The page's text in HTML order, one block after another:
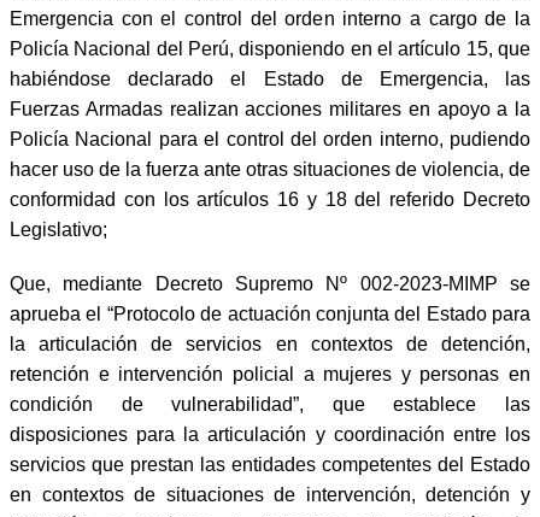
Emergencia con el control del orden interno a cargo de la
Policía Nacional del Perú, disponiendo en el artículo 15, que
habiéndose declarado el Estado de Emergencia, las
Fuerzas Armadas realizan acciones militares en apoyo a la
Policía Nacional para el control del orden interno, pudiendo
hacer uso de la fuerza ante otras situaciones de violencia, de
conformidad con los artículos 16 y 18 del referido Decreto
Legislativo;
Que, mediante Decreto Supremo Nº 002-2023-MIMP se
aprueba el “Protocolo de actuación conjunta del Estado para
la articulación de servicios en contextos de detención,
retención e intervención policial a mujeres y personas en
condición de vulnerabilidad”, que establece las
disposiciones para la articulación y coordinación entre los
servicios que prestan las entidades competentes del Estado
en contextos de situaciones de intervención, detención y